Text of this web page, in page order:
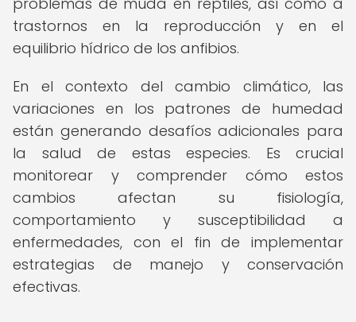
trastornos en la reproducción y en el
equilibrio hídrico de los anfibios.
En el contexto del cambio climático, las
variaciones en los patrones de humedad
están generando desafíos adicionales para
la salud de estas especies. Es crucial
monitorear y comprender cómo estos
cambios afectan su fisiología,
comportamiento y susceptibilidad a
enfermedades, con el fin de implementar
estrategias de manejo y conservación
efectivas.